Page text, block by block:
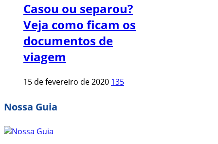
Casou ou separou?
Veja como ficam os
documentos de
viagem
15 de fevereiro de 2020 135
Nossa Guia